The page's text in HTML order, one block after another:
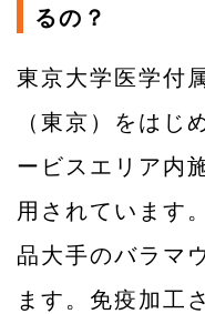
るの？
東京大学医学付
（東京）をはじ
ービスエリア内
用されています
品大手のバラマ
ます。免疫加工